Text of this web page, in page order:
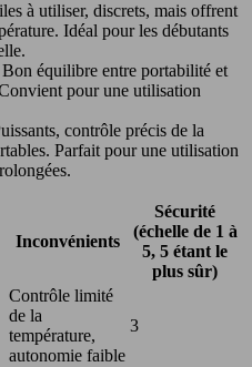
à utiliser, discrets, mais offrent
Idéal pour les débutants
Bon équilibre entre portabilité et
pour une utilisation
contrôle précis de la
Parfait pour une utilisation
Inconvénients
Sécurité
(échelle de 1 à
5, 5 étant le
plus sûr)
Contrôle limité
de la
température,
autonomie faible
3